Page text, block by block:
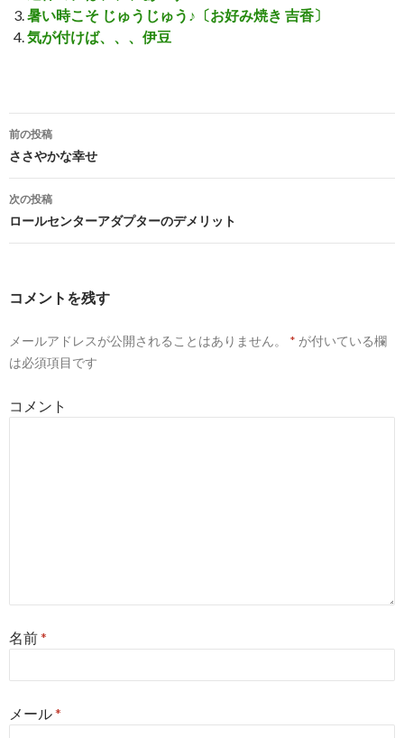
暑い時こそ じゅうじゅう♪〔お好み焼き 吉香〕
気が付けば、、、伊豆
投
稿
ナ
ゲ
シ
ン
前の投稿
ささやかな幸せ
次の投稿
ロールセンターアダプターのデメリット
コメントを残す
メールアドレスが公開されることはありません。 * が付いている欄
は必須項目です
コメント
名前*
メール*